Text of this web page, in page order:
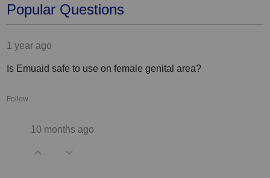
Popular Questions
1 year ago
Is Emuaid safe to use on female genital area?
Follow
10 months ago